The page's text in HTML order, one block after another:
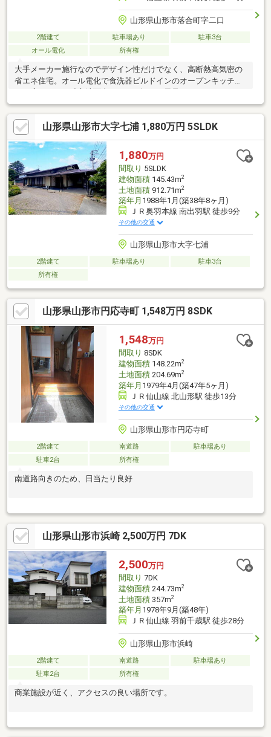
山形県山形市落合町字二口
2階建て 駐車場あり
駐車3台
オール電化
所有権
大手メーカー施行なのでデザイン性だけでなく、高断熱高気密の
省エネ住宅。オール電化で食洗器ビルドインのオープンキッチ
階に、そしてなんとこの家は２階にも洗面台が（＾＾♪落ち着いた
雰囲気のＬＤＫはスケルトン階段もあり、友人知人を招待したく
なるお家です。屋根付きのウッドデッキは夏場のＢＢＱに持って
こい。カーポート等外構もきれいに仕上がってます♪現在、所有者
入居中ですが内覧の対応も可能です。ワクワクする新生活をご希
望のあなた！！是非、お問合せをお待ちしております。
山形県山形市大字七浦 1,880万円 5SLDK
1,880万円
間取り 5SLDK
建物面積145.43m2
土地面積912.71m2
築年月 1988年1月(築38年8ヶ月)
ＪＲ奥羽本線 南出羽駅 徒歩9分
その他の交通
山形県山形市大字七浦
2階建て 駐車場あり
駐車3台
所有権
山形県山形市円応寺町 1,548万円 8SDK
1,548万円
間取り 8SDK
建物面積148.22m2
土地面積204.69m2
築年月 1979年4月(築47年5ヶ月)
ＪＲ仙山線 北山形駅 徒歩13分
その他の交通
山形県山形市円応寺町
2階建て 南道路
駐車場あり
駐車2台
所有権
南道路向きのため、日当たり良好
山形県山形市浜崎 2,500万円 7DK
2,500万円
間取り 7DK
建物面積244.73m2
土地面積357m2
築年月 1978年9月(築48年)
ＪＲ仙山線 羽前千歳駅 徒歩28分
山形県山形市浜崎
2階建て 南道路
駐車場あり
駐車2台
所有権
商業施設が近く、アクセスの良い場所です。